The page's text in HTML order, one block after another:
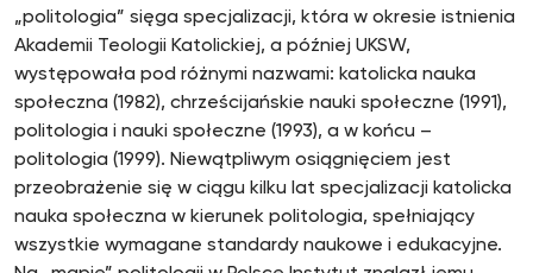
„politologia” sięga specjalizacji, która w okresie istnienia
Akademii Teologii Katolickiej, a później UKSW,
występowała pod różnymi nazwami: katolicka nauka
społeczna (1982), chrześcijańskie nauki społeczne (1991),
politologia i nauki społeczne (1993), a w końcu –
politologia (1999). Niewątpliwym osiągnięciem jest
przeobrażenie się w ciągu kilku lat specjalizacji katolicka
nauka społeczna w kierunek politologia, spełniający
wszystkie wymagane standardy naukowe i edukacyjne.